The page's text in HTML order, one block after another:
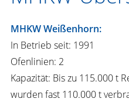
MHKW Weißenhorn:
In Betrieb seit: 1991
Ofenlinien: 2
Kapazität: Bis zu 115.000 t
wurden fast 110.000 t